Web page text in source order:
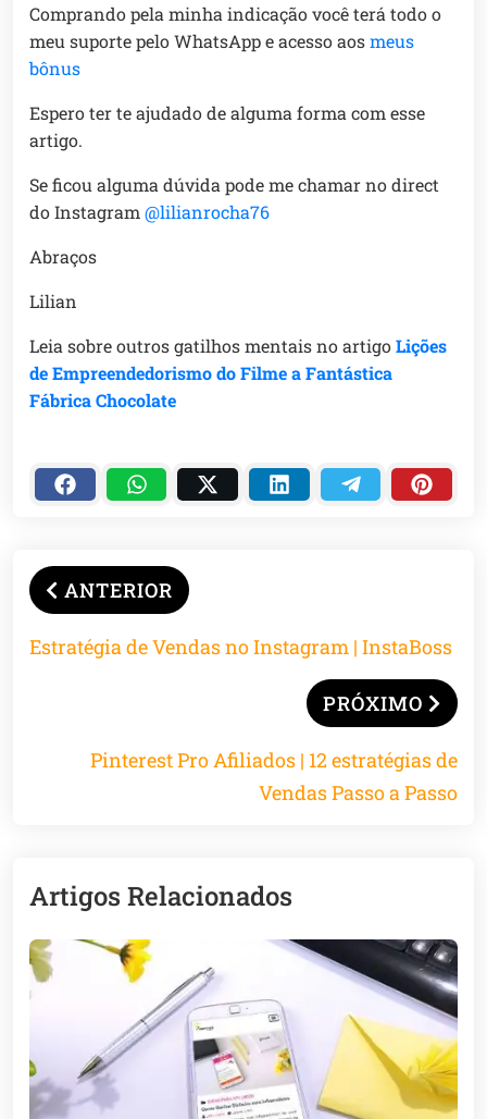
Comprando pela minha indicação você terá todo o
meu suporte pelo WhatsApp e acesso aosmeus
bônus
Espero ter te ajudado de alguma forma com esse
artigo.
Se ficou alguma dúvida pode me chamar no direct
do Instagram @lilianrocha76
Abraços
Lilian
Leia sobre outros gatilhos mentais no artigoLições
de Empreendedorismo do Filme a Fantástica
Fábrica Chocolate
ANTERIOR
Estratégia de Vendas no Instagram | InstaBoss
PRÓXIMO
Pinterest Pro Afiliados | 12 estratégias de
Vendas Passo a Passo
Artigos Relacionados